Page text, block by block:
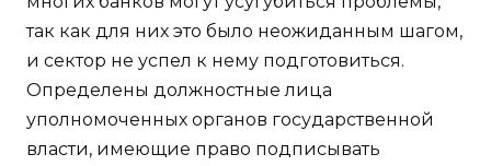
так как для них это было неожиданным шагом,
и сектор не успел к нему подготовиться.
Определены должностные лица
уполномоченных органов государственной
власти, имеющие право подписывать